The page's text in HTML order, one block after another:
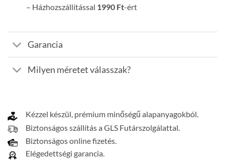
– Házhozszállítással 1990 Ft-ért
Garancia
Milyen méretet válasszak?
Kézzel készül, prémium minőségű alapanyagokból.
Biztonságos szállítás a GLS Futárszolgálattal.
Biztonságos online fizetés.
Elégedettségi garancia.